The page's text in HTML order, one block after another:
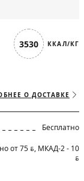
3530 ККАЛ/КГ
О ДОСТАВКЕ
Бесплатно
от 75 BYN, МКАД-2 - 10
BYN